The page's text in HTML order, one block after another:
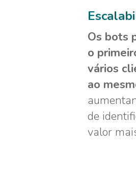
Os bots
o
vários
ao
de
valor